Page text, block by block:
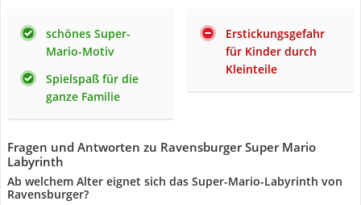
schönes Super-
Mario-Motiv
Spielspaß für die
ganze Familie
Erstickungsgefahr
für Kinder durch
Kleinteile
Fragen und Antworten zu Ravensburger Super Mario
Labyrinth
Ab welchem Alter eignet sich das Super-Mario-Labyrinth von
Ravensburger?